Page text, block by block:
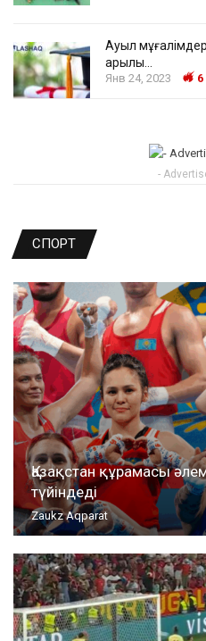
Ауыл
арқылы…
Янв 24, 2023 6
-
СПОРТ
Қазақстан құрамасы
түйіндеді
Zaukz Aqparat